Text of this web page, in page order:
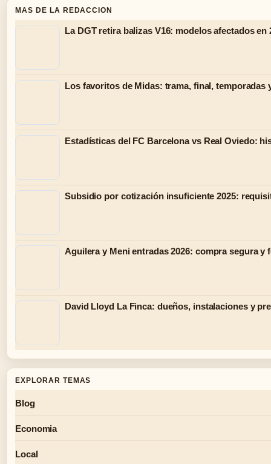
MAS DE LA REDACCION
La DGT retira balizas V16: modelos afectados en
Los favoritos de Midas: trama, final, temporadas
Estadísticas del FC Barcelona vs Real Oviedo:
Subsidio por cotización insuficiente 2025:
Aguilera y Meni entradas 2026: compra segura y
David Lloyd La Finca: dueños, instalaciones y
EXPLORAR TEMAS
Blog
Economia
Local